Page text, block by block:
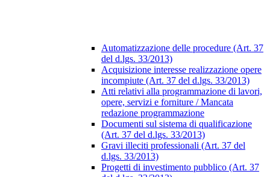
Automatizzazione delle procedure (Art. 37
del d.lgs. 33/2013)
Acquisizione interesse realizzazione opere
incompiute (Art. 37 del d.lgs. 33/2013)
Atti relativi alla programmazione di lavori,
opere, servizi e forniture / Mancata
redazione programmazione
Documenti sul sistema di qualificazione
(Art. 37 del d.lgs. 33/2013)
Gravi illeciti professionali (Art. 37 del
d.lgs. 33/2013)
Progetti di investimento pubblico (Art. 37